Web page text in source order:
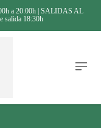
a 20:00h | SALIDAS AL
salida 18:30h